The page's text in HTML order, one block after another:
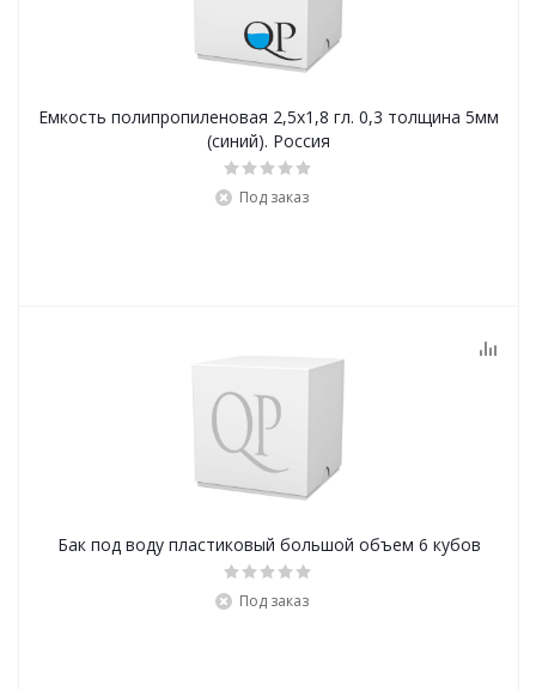
Емкость полипропиленовая 2,5х1,8 гл. 0,3 толщина 5мм
(синий). Россия
Под заказ
Бак под воду пластиковый большой объем 6 кубов
Под заказ